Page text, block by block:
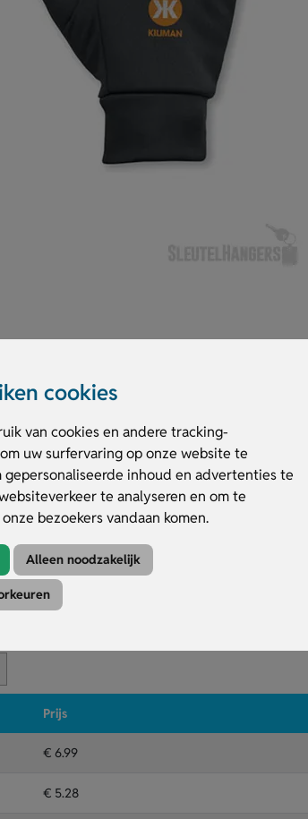
cookies
van cookies en andere tracking-
uw surfervaring op onze website te
gepersonaliseerde inhoud en advertenties te
te analyseren en om te
bezoekers vandaan komen.
Alleen noodzakelijk
Ze bieden uitstekende grip dankzij de PVC
tijdens elke workout. De handschoenen
kunt bedienen. Personaliseer ze met je logo
touchfunctie vandaag nog en maak je workout
activiteiten.
uit te trekken.
Prijs
€ 6.99
€ 5.28